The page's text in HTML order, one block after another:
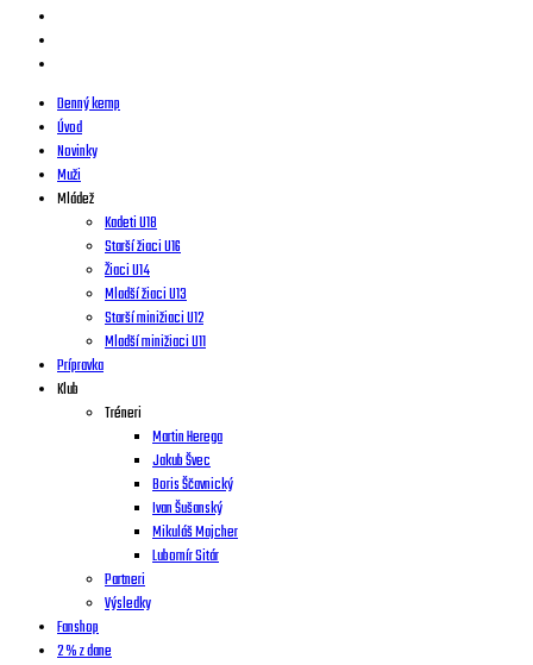
Denný kemp
Úvod
Novinky
Muži
Mládež
Kadeti U18
Starší žiaci U16
Žiaci U14
Mladší žiaci U13
Starší minižiaci U12
Mladší minižiaci U11
Prípravka
Klub
Tréneri
Martin Herega
Jakub Švec
Boris Ščavnický
Ivan Šušanský
Mikuláš Majcher
Lubomír Sitár
Partneri
Výsledky
Fanshop
2 % z dane